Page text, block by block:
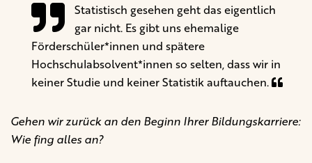
Statistisch gesehen geht das eigentlich
gar nicht. Es gibt uns ehemalige
Förderschüler*innen und spätere
Hochschulabsolvent*innen so selten, dass wir in
keiner Studie und keiner Statistik auftauchen.
Gehen wir zurück an den Beginn Ihrer Bildungskarriere:
Wie fing alles an?